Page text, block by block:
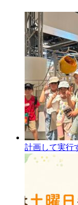
計画して実行